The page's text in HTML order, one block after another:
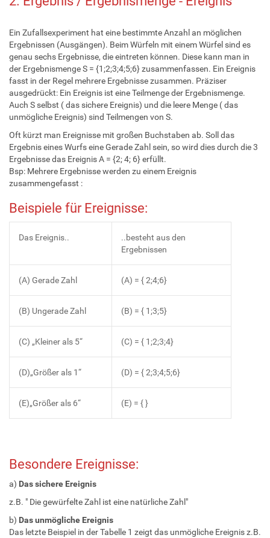
Ein Zufallsexperiment hat eine bestimmte Anzahl an möglichen
Ergebnissen (Ausgängen). Beim Würfeln mit einem Würfel sind es
genau sechs Ergebnisse, die eintreten können. Diese kann man in
der Ergebnismenge S = {1;2;3;4;5;6} zusammenfassen. Ein Ereignis
fasst in der Regel mehrere Ergebnisse zusammen. Präziser
ausgedrückt: Ein Ereignis ist eine Teilmenge der Ergebnismenge.
Auch S selbst ( das sichere Ereignis) und die leere Menge ( das
unmögliche Ereignis) sind Teilmengen von S.
Oft kürzt man Ereignisse mit großen Buchstaben ab. Soll das
Ergebnis eines Wurfs eine Gerade Zahl sein, so wird dies durch die 3
Ergebnisse das Ereignis A = {2; 4; 6} erfüllt.
Bsp: Mehrere Ergebnisse werden zu einem Ereignis
zusammengefasst :
Beispiele für Ereignisse:
Das Ereignis..
..besteht aus den
Ergebnissen
(A) Gerade Zahl (A) = { 2;4;6}
(B) Ungerade Zahl (B) = { 1;3;5}
(C) „Kleiner als 5“ (C) = { 1;2;3;4}
(D)„Größer als 1“ (D) = { 2;3;4;5;6}
(E)„Größer als 6“ (E) = { }
Besondere Ereignisse:
a) Das sichere Ereignis
z.B. " Die gewürfelte Zahl ist eine natürliche Zahl"
b) Das unmögliche Ereignis
Das letzte Beispiel in der Tabelle 1 zeigt das unmögliche Ereignis z.B.